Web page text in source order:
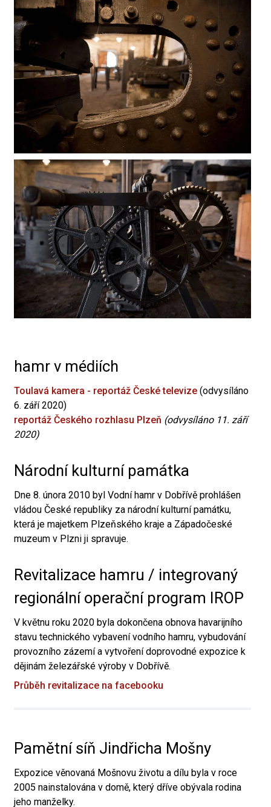
hamr v médiích
Toulavá kamera - reportáž České televize (odvysíláno
6. září 2020)
reportáž Českého rozhlasu Plzeň (odvysíláno 11. září
2020)
Národní kulturní památka
Dne 8. února 2010 byl Vodní hamr v Dobřívě prohlášen
vládou České republiky za národní kulturní památku,
která je majetkem Plzeňského kraje a Západočeské
muzeum v Plzni ji spravuje.
Revitalizace hamru / integrovaný
regionální operační program IROP
V květnu roku 2020 byla dokončena obnova havarijního
stavu technického vybavení vodního hamru, vybudování
provozního zázemí a vytvoření doprovodné expozice k
dějinám železářské výroby v Dobřívě.
Průběh revitalizace na facebooku
Pamětní síň Jindřicha Mošny
Expozice věnovaná Mošnovu životu a dílu byla v roce
2005 nainstalována v domě, který dříve obývala rodina
jeho manželky.